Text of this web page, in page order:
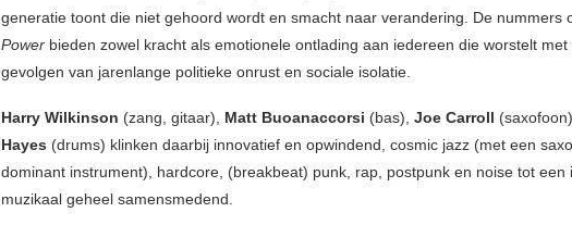
generatie toont die niet gehoord wordt en smacht naar verandering. De nummers
Power bieden zowel kracht als emotionele ontlading aan iedereen die worstelt met
gevolgen van jarenlange politieke onrust en sociale isolatie.
Harry Wilkinson (zang, gitaar), Matt Buoanaccorsi (bas), Joe Carroll
Hayes (drums) klinken daarbij innovatief en opwindend, cosmic jazz (met een
dominant instrument), hardcore, (breakbeat) punk, rap, postpunk en noise tot een
muzikaal geheel samensmedend.